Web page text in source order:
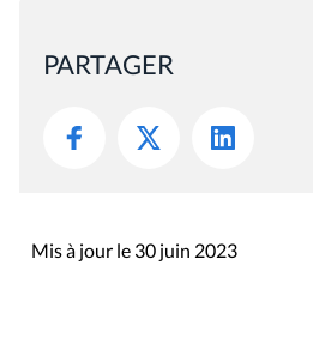
PARTAGER
Mis à jour le 30 juin 2023